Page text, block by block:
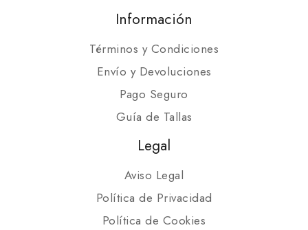
Información
Términos y Condiciones
Envío y Devoluciones
Pago Seguro
Guía de Tallas
Legal
Aviso Legal
Política de Privacidad
Política de Cookies